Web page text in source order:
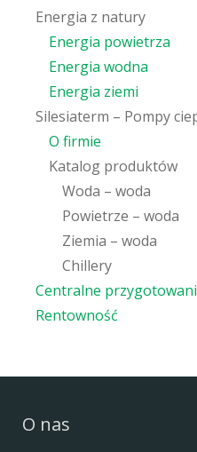
Energia z natury
Energia powietrza
Energia wodna
Energia ziemi
Silesiaterm – Pompy
O firmie
Katalog produktów
Woda – woda
Powietrze – woda
Ziemia – woda
Chillery
Centralne
Rentowność
O nas